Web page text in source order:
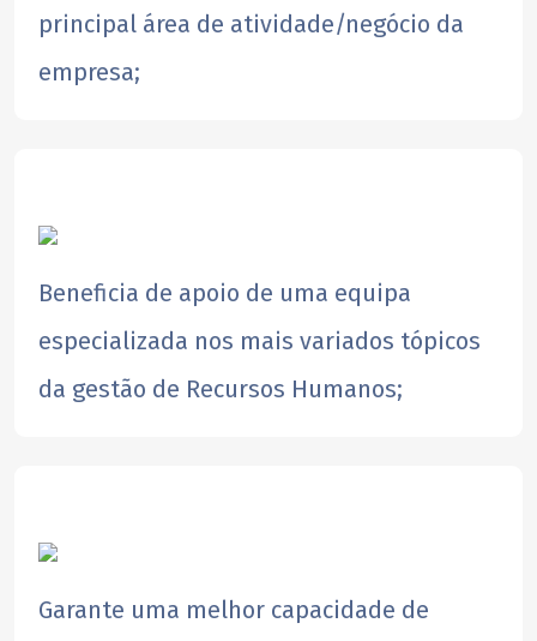
principal área de atividade/negócio da
empresa;
​Beneficia de apoio de uma equipa
especializada nos mais variados tópicos
da gestão de Recursos Humanos;
​Garante uma melhor capacidade de